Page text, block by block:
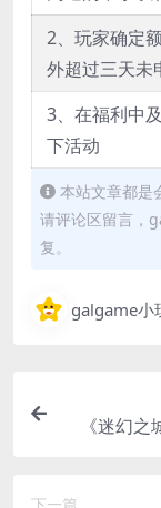
2、玩家确定
外超过三天未
3、在福利中
下活动
本站文章都是
请评论区留言，
复。
galgame小
《迷幻